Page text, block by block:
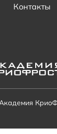
Контакты